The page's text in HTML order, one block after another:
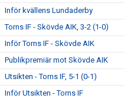
Inför kvällens Lundaderby
Torns IF - Skövde AIK, 3-2 (1-0)
Inför Torns IF - Skövde AIK
Publikpremiär mot Skövde AIK
Utsikten - Torns IF, 5-1 (0-1)
Inför Utsikten - Torns IF